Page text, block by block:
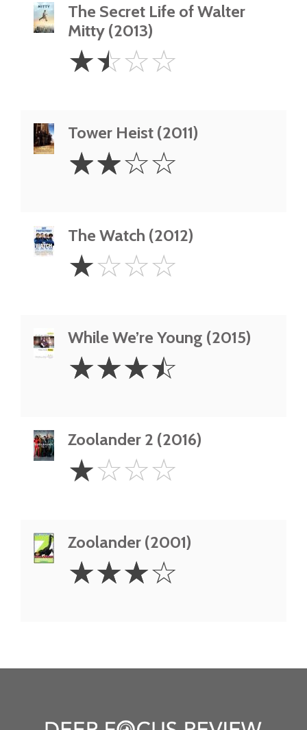
The Secret Life of Walter
Mitty (2013)
1.5
Stars
☆☆☆☆
Tower Heist (2011)
Stars
☆☆☆☆
The Watch (2012)
Star
☆☆☆☆
While We’re Young (2015)
3.5
Stars
☆☆☆☆
Zoolander 2 (2016)
Star
☆☆☆☆
Zoolander (2001)
Stars
☆☆☆☆